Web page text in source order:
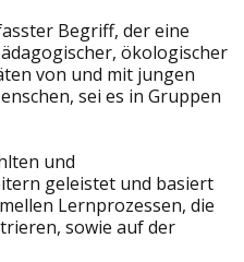
Begriff, der eine
ökologischer
von und mit jungen
sei es in Gruppen
und
geleistet und basiert
Lernprozessen, die
sowie auf der